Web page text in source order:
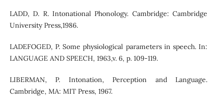
LADD, D. R. Intonational Phonology. Cambridge: Cambridge
University Press,1986.
LADEFOGED, P. Some physiological parameters in speech. In:
LANGUAGE AND SPEECH, 1963,v. 6, p. 109-119.
LIBERMAN, P. Intonation, Perception and Language.
Cambridge, MA: MIT Press, 1967.